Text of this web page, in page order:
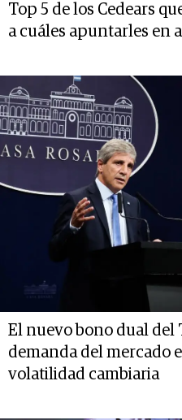
Top 5 de los Cedears
a cuáles apuntarles en
El nuevo bono dual del
demanda del mercado
volatilidad cambiaria